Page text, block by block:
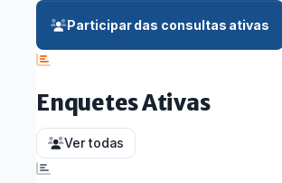
Participar das consultas ativas
Enquetes Ativas
Ver todas